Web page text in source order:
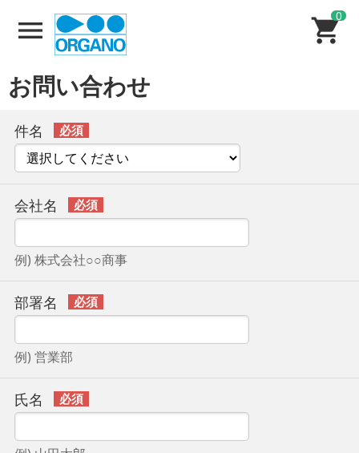
0
お問い合わせ
件名
会社名
例) 株式会社○○商事
部署名
例) 営業部
氏名